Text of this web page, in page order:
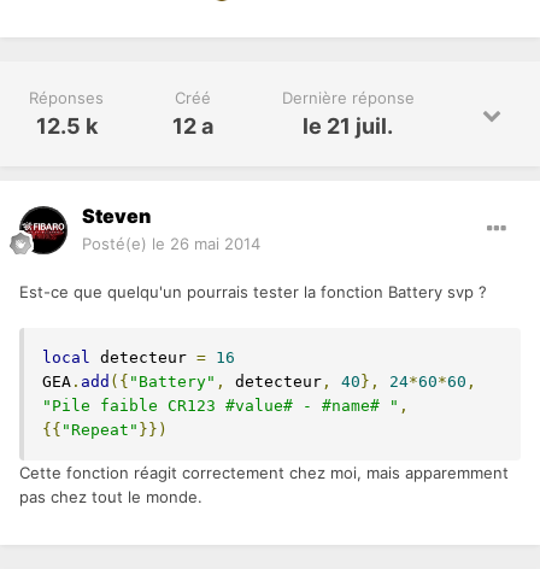
Réponses
12.5 k
Créé
12 a
Dernière réponse
le 21 juil.
Steven
Posté(e) le 26 mai 2014
Est-ce que quelqu'un pourrais tester la fonction Battery svp ?
local detecteur = 16
GEA . add ({ "Battery" , detecteur , 40 }, 24*60*60 ,
"Pile faible CR123 #value# - #name# " ,
{{ "Repeat" }})
Cette fonction réagit correctement chez moi, mais apparemment
pas chez tout le monde.